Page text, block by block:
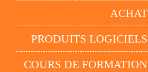
ACHAT
PRODUITS LOGICIELS
COURS DE FORMATION